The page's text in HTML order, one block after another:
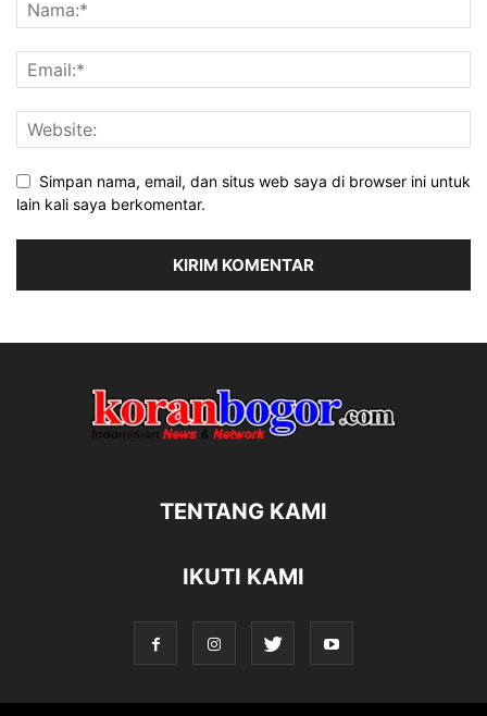
Simpan nama, email, dan situs web saya di browser ini untuk
lain kali saya berkomentar.
TENTANG KAMI
IKUTI KAMI